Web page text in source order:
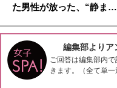
た男性が放った、“静ま…